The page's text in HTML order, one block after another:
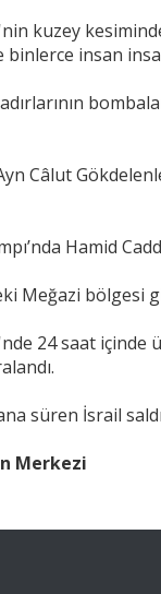
kuzey
binlerce insan
Câlut
Hamid
Meğazi bölgesi
24 saat içinde
süren İsrail
Merkezi